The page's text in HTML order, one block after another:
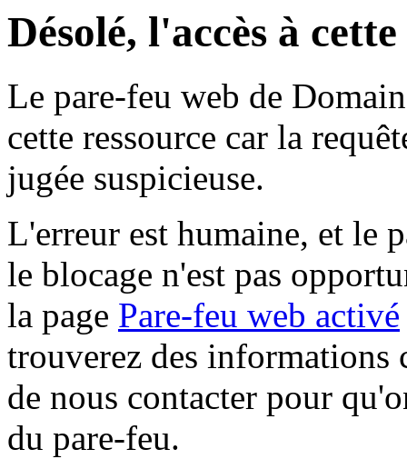
Désolé, l'accès à
Le pare-feu web de
cette ressource car la
jugée suspicieuse.
L'erreur est humaine, et le
le blocage n'est pas
la page Pare-feu web activé
trouverez des informations
de nous contacter pour
du pare-feu.